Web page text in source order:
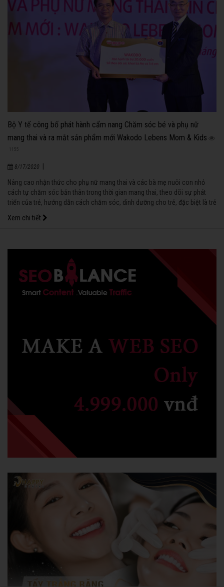
Bộ Y tế công bố phát hành cẩm nang Chăm sóc bé và phụ nữ
mang thai và ra mắt sản phẩm mới Wakodo Lebens Mom & Kids
8/17/2020
Nâng cao nhận thức cho phụ nữ mang thai và các bà mẹ nuôi con nhỏ
cách tự chăm sóc bản thân trong thời gian mang thai, theo dõi sự phát
triển của trẻ, hướng dẫn cách chăm sóc, dinh dưỡng cho trẻ, đặc biệt là trẻ
mạnh, thông minh. Đó cũng chính là nội dung chính của cuốn cẩm nang
Xem chi tiết